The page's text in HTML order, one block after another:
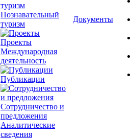
Познавательный
туризм
Проекты
Международная
деятельность
Публикации
Сотрудничество и
предложения
Аналитические
сведения
Документы